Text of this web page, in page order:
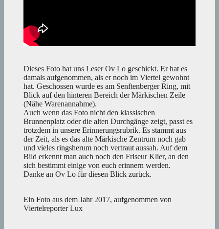
Dieses Foto hat uns Leser Ov Lo geschickt. Er hat es
damals aufgenommen, als er noch im Viertel gewohnt
hat. Geschossen wurde es am Senftenberger Ring, mit
Blick auf den hinteren Bereich der Märkischen Zeile
(Nähe Warenannahme).
Auch wenn das Foto nicht den klassischen
Brunnenplatz oder die alten Durchgänge zeigt, passt es
trotzdem in unsere Erinnerungsrubrik. Es stammt aus
der Zeit, als es das alte Märkische Zentrum noch gab
und vieles ringsherum noch vertraut aussah. Auf dem
Bild erkennt man auch noch den Friseur Klier, an den
sich bestimmt einige von euch erinnern werden.
Danke an Ov Lo für diesen Blick zurück.
Ein Foto aus dem Jahr 2017, aufgenommen von
Viertelreporter Lux